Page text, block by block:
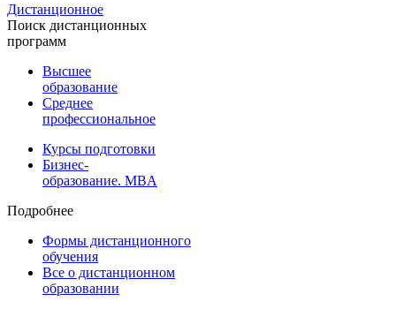
Дистанционное
Поиск дистанционных
программ
Высшее
образование
Среднее
профессиональное
Курсы подготовки
Бизнес-
образование. MBA
Подробнее
Формы дистанционного
обучения
Все о дистанционном
образовании